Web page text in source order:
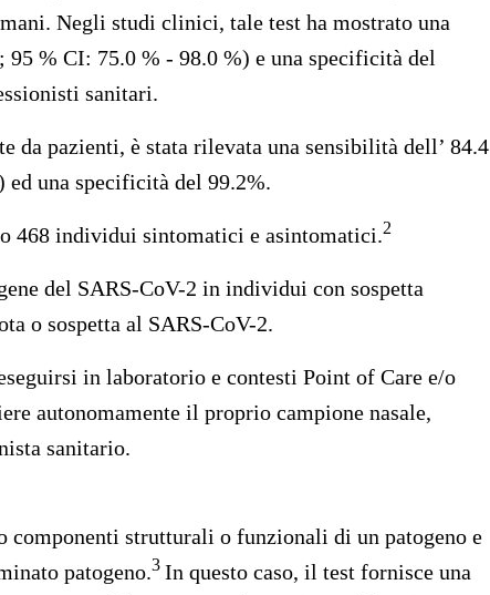
Negli studi clinici, tale test ha mostrato una
% CI: 75.0 % - 98.0 %) e una specificità del
sanitari.
da pazienti, è stata rilevata una sensibilità dell’ 84.4
una specificità del 99.2%.
468 individui sintomatici e asintomatici.2
del SARS-CoV-2 in individui con sospetta
o sospetta al SARS-CoV-2.
in laboratorio e contesti Point of Care e/o
autonomamente il proprio campione nasale,
sanitario.
componenti strutturali o funzionali di un patogeno e
patogeno.3 In questo caso, il test fornisce una